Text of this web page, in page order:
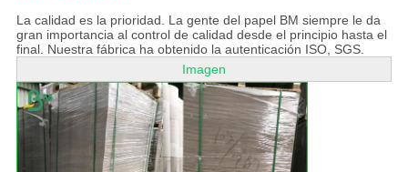
La calidad es la prioridad. La gente del papel BM siempre le da
gran importancia al control de calidad desde el principio hasta el
final. Nuestra fábrica ha obtenido la autenticación ISO, SGS.
Imagen